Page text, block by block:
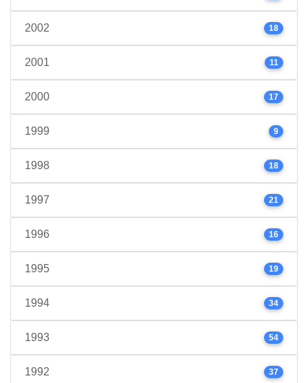
2002 18
2001 11
2000 17
1999 9
1998 18
1997 21
1996 16
1995 19
1994 34
1993 54
1992 37